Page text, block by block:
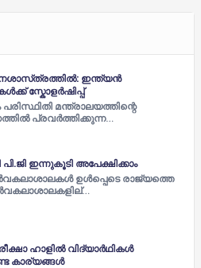
ഇന്ത്യൻ
സ്കോളർഷിപ്പ്
മന്ത്രാലയത്തിന്റെ
പ്രവർത്തിക്കുന്ന…
ഇന്നുകൂടി അപേക്ഷിക്കാം
ഉള്‍പ്പെടെ രാജ്യത്തെ
ഹാളില്‍ വിദ്യാർഥികള്‍
കാര്യങ്ങൾ